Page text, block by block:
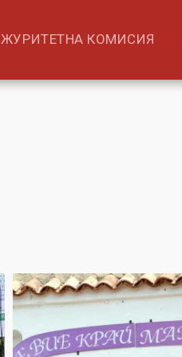
ЖУРИТЕТНА КОМИСИЯ